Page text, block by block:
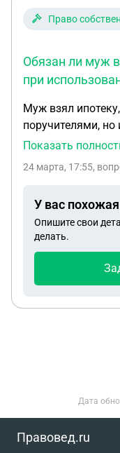
Право
Обязан ли муж
при
Муж взял
поручителями,
мы не были в
ребенка, сейчас
ли он выделить
соотношении и
лет. И какие
Показать
24 марта, 17:55,
У вас
Опишите свои
делать.
Дата
Правовед.ru